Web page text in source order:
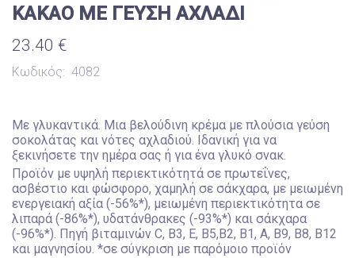
ΚΑΚΑΟ ΜΕ ΓΕΥΣΗ ΑΧΛΑΔΙ
23.40 €
Κωδικός: 4082
Με γλυκαντικά. Μια βελούδινη κρέμα με πλούσια γεύση
σοκολάτας και νότες αχλαδιού. Ιδανική για να
ξεκινήσετε την ημέρα σας ή για ένα γλυκό σνακ.
Προϊόν με υψηλή περιεκτικότητά σε πρωτεΐνες,
ασβέστιο και φώσφορο, χαμηλή σε σάκχαρα, με μειωμένη
ενεργειακή αξία (-56%*), μειωμένη περιεκτικότητα σε
λιπαρά (-86%*), υδατάνθρακες (-93%*) και σάκχαρα
(-96%*). Πηγή βιταμινών C, B3, E, B5,B2, B1, A, B9, B8, B12
και μαγνησίου. *σε σύγκριση με παρόμοιο προϊόν